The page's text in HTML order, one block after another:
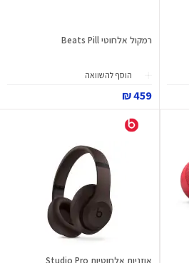
רמקול אלחוטי Beats Pill
הוסף להשוואה
459 ₪